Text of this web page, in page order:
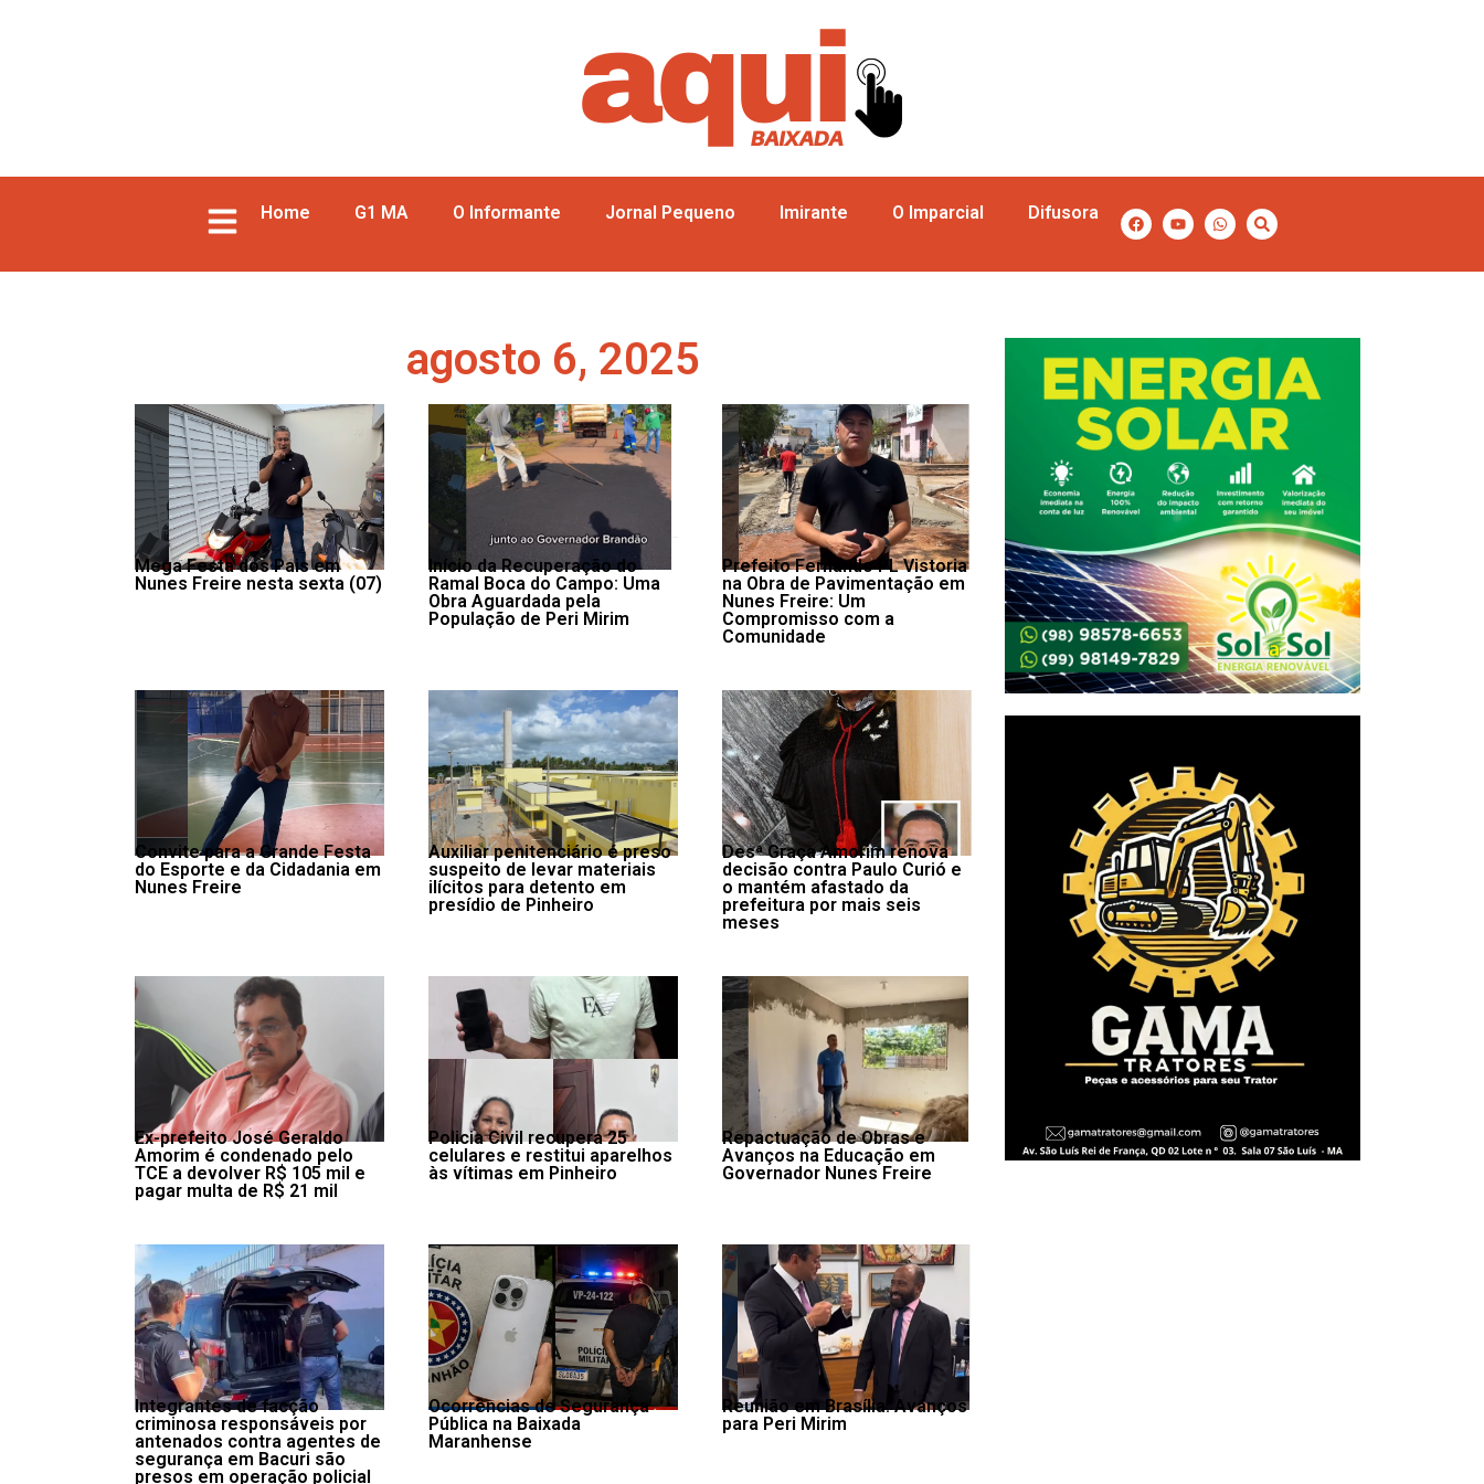
Home G1 MA O Informante Jornal Pequeno Imirante O Imparcial Difusora
agosto 6, 2025
Mega Festa dos Pais em
Nunes Freire nesta sexta (07)
Início da Recuperação do
Ramal Boca do Campo: Uma
Obra Aguardada pela
População de Peri Mirim
Prefeito Fernando PL Vistoria
na Obra de Pavimentação em
Nunes Freire: Um
Compromisso com a
Comunidade
Convite para a Grande Festa
do Esporte e da Cidadania em
Nunes Freire
Auxiliar penitenciário é preso
suspeito de levar materiais
ilícitos para detento em
presídio de Pinheiro
Desª Graça Amorim renova
decisão contra Paulo Curió e
o mantém afastado da
prefeitura por mais seis
meses
Ex-prefeito José Geraldo
Amorim é condenado pelo
TCE a devolver R$ 105 mil e
pagar multa de R$ 21 mil
Policia Civil recupera 25
celulares e restitui aparelhos
às vítimas em Pinheiro
Repactuação de Obras e
Avanços na Educação em
Governador Nunes Freire
Integrantes de facção
criminosa responsáveis por
antenados contra agentes de
segurança em Bacuri são
presos em operação policial
Ocorrências de Segurança
Pública na Baixada
Maranhense
Reunião em Brasília: Avanços
para Peri Mirim